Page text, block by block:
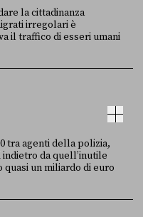
la cittadinanza
irregolari è
il traffico di esseri umani
tra agenti della polizia,
da quell’inutile
quasi un miliardo di euro